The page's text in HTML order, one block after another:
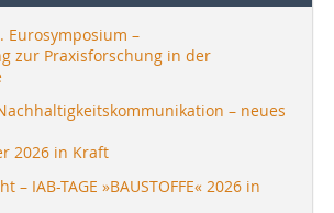
Eurosymposium –
zur Praxisforschung in der
– neues
2026 in Kraft
– IAB-TAGE »BAUSTOFFE« 2026 in